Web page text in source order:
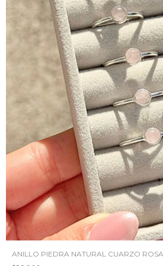
ANILLO PIEDRA NATURAL CUARZO